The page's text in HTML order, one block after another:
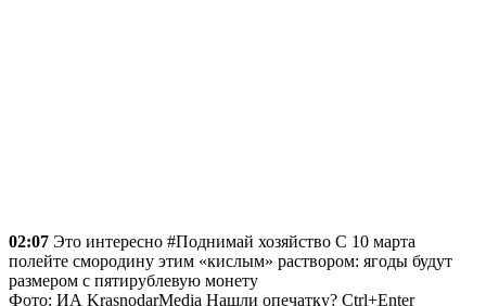
02:07 Это интересно #Поднимай хозяйство С 10 марта
полейте смородину этим «кислым» раствором: ягоды будут
размером с пятирублевую монету
Фото: ИА KrasnodarMedia Нашли опечатку? Ctrl+Enter